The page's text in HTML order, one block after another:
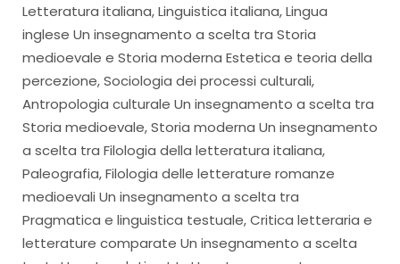
Letteratura italiana, Linguistica italiana, Lingua
inglese Un insegnamento a scelta tra Storia
medioevale e Storia moderna Estetica e teoria della
percezione, Sociologia dei processi culturali,
Antropologia culturale Un insegnamento a scelta tra
Storia medioevale, Storia moderna Un insegnamento
a scelta tra Filologia della letteratura italiana,
Paleografia, Filologia delle letterature romanze
medioevali Un insegnamento a scelta tra
Pragmatica e linguistica testuale, Critica letteraria e
letterature comparate Un insegnamento a scelta